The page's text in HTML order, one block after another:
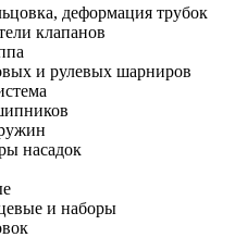
деформация трубок
клапанов
и рулевых шарниров
насадок
и наборы